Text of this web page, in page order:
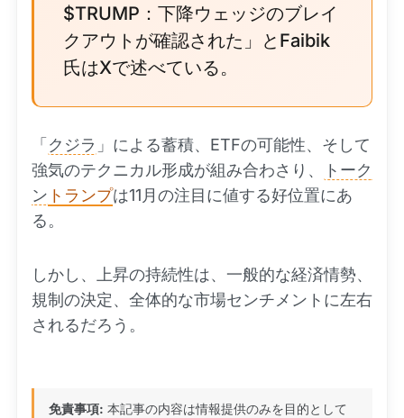
$TRUMP：下降ウェッジのブレイ
クアウトが確認された」とFaibik
氏はXで述べている。
「 クジラ 」による蓄積、ETFの可能性、そして
強気のテクニカル形成が組み合わさり、
トーク
ン トランプは11月の注目に値する好位置にあ
る。
しかし、上昇の持続性は、一般的な経済情勢、
規制の決定、全体的な市場センチメントに左右
されるだろう。
免責事項: 本記事の内容は情報提供のみを目的として